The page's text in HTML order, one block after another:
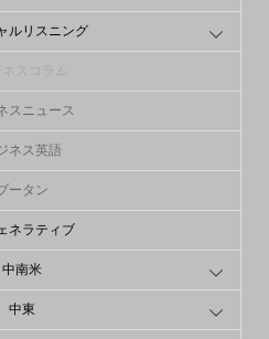
ルリスニング
ネスコラム
スニュース
ネス英語
ータン
ネラティブ
中南米
中東